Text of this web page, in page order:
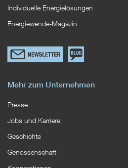
Individuelle Energielösungen
Energiewende-Magazin
Link
zum
Newsletterformular
Zum
Blog
Mehr zum Unternehmen
Presse
Jobs und Karriere
Geschichte
Genossenschaft